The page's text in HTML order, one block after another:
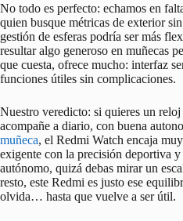
No todo es perfecto: echamos en
quien busque métricas de exterior
gestión de esferas podría ser más
resultar algo generoso en muñecas
que cuesta, ofrece mucho: interfaz
funciones útiles sin complicaciones.
Nuestro veredicto: si quieres un reloj
acompañe a diario, con buena
muñeca, el Redmi Watch encaja
exigente con la precisión deportiva
autónomo, quizá debas mirar un
resto, este Redmi es justo ese
olvida… hasta que vuelve a ser útil.